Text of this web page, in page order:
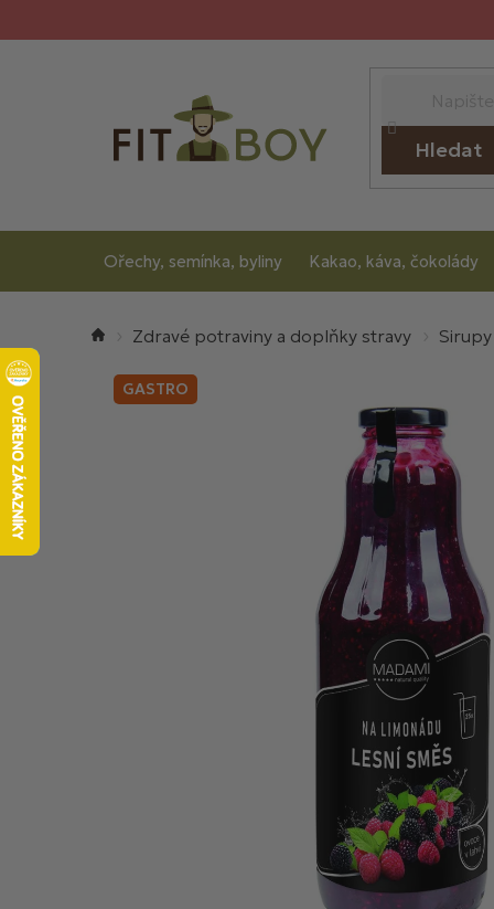
Hledat
Ořechy, semínka, byliny Kakao, káva, čokolády
Domů Zdravé potraviny a doplňky stravy Sirupy
GASTRO